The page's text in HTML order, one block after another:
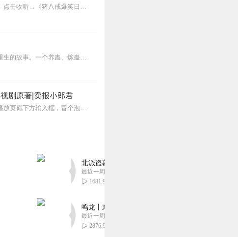
点击收听→李拜天奇幻家族之《猪八戒爆笑日记畅听合集》、《李拜天的非正常日常》点击收听→《猪八戒爆笑日记3二郎神打工记》、《猪八戒爆笑日记2悟空幻影》、《猪八...
内容简介【黑暗文反派流封神之作】人是万物之灵，蛊是天地真精。一个穿越者不断重生的故事。一个养蛊、炼蛊、用蛊的奇特世界。配音组（男角色）老宝玉旁白...
剧原著|卖报小郎君
【冒泡有奖】听说杨千幻那厮要与我一较高下，我许七安要开始装叉了！快进入声音播放页戳下方输入框，冒个泡偷偷告诉我，我要用哪些诗词才能胜过他？说得好的，有赏！202...
北派盗墓笔记丨头陀渊出品丨悬疑灵异丨摸金校尉
最近一周更新
1681.97万
鸣龙丨东方玄幻丨紫襟团队丨轻松搞笑丨多人有声
最近一周更新
2876.92万